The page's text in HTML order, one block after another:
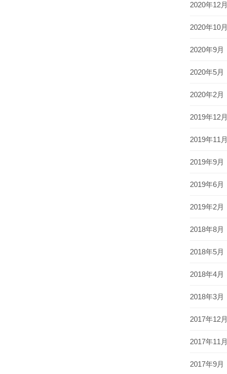
2020年12月
2020年10月
2020年9月
2020年5月
2020年2月
2019年12月
2019年11月
2019年9月
2019年6月
2019年2月
2018年8月
2018年5月
2018年4月
2018年3月
2017年12月
2017年11月
2017年9月